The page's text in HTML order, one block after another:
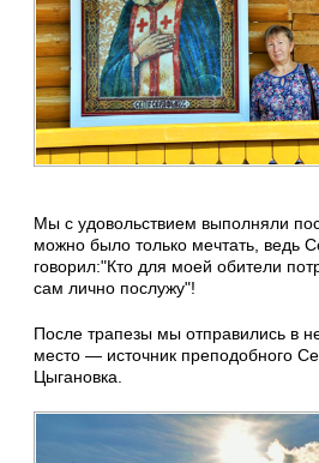
Мы с удовольствием выполняли
можно было только мечтать, ведь
говорил:"Кто для моей обители
сам лично послужу"!
После трапезы мы отправились в
место — источник преподобного
Цыгановка.